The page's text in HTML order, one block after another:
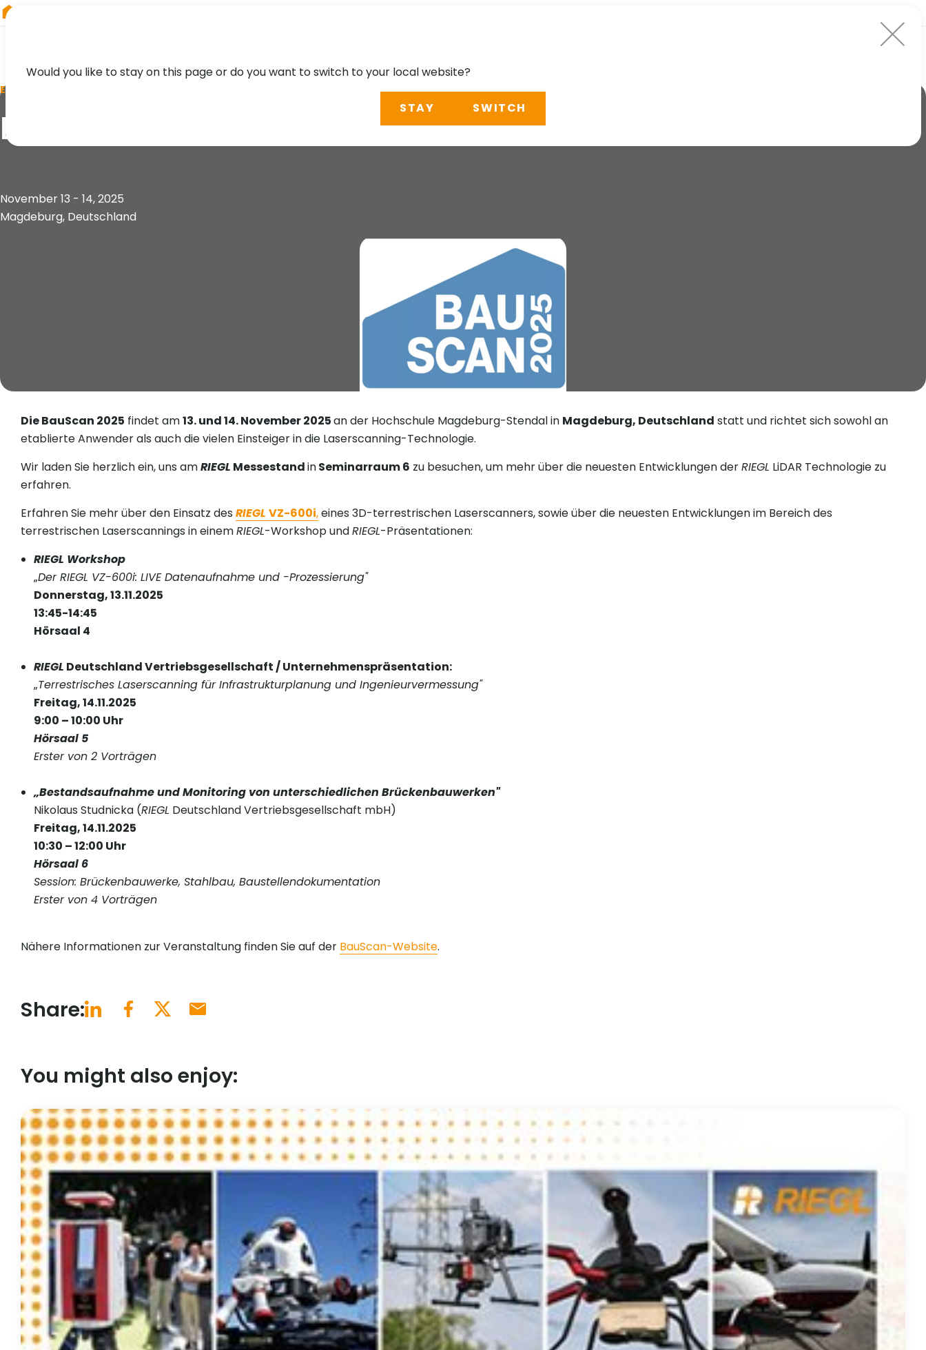
EVENT
BauScan 2025
November 13 - 14, 2025
Magdeburg, Deutschland
Die BauScan 2025 findet am13. und 14. November 2025an der Hochschule Magdeburg-Stendal in Magdeburg, Deutschland statt und richtet sich sowohl an
etablierte Anwender als auch die vielen Einsteiger in die Laserscanning-Technologie.
Wir laden Sie herzlich ein, uns amRIEGL MessestandinSeminarraum 6 zu besuchen, um mehr über die neuesten Entwicklungen derRIEGL LiDAR Technologie zu
erfahren.
Erfahren Sie mehr über den Einsatz des RIEGL VZ-600i,eines 3D-terrestrischen Laserscanners, sowie über die neuesten Entwicklungen im Bereich des
terrestrischen Laserscannings in einemRIEGL-Workshop undRIEGL-Präsentationen:
RIEGL Workshop
„Der RIEGL VZ-600i: LIVE Datenaufnahme und -Prozessierung"
Donnerstag, 13.11.2025
13:45-14:45
Hörsaal 4
RIEGL Deutschland Vertriebsgesellschaft / Unternehmenspräsentation:
„Terrestrisches Laserscanning für Infrastrukturplanung und Ingenieurvermessung"
Freitag, 14.11.2025
9:00 – 10:00 Uhr
Hörsaal 5
Erster von 2 Vorträgen
„Bestandsaufnahme und Monitoring von unterschiedlichen Brückenbauwerken"
Nikolaus Studnicka (RIEGL Deutschland Vertriebsgesellschaft mbH)
Freitag, 14.11.2025
10:30 – 12:00 Uhr
Hörsaal 6
Session: Brückenbauwerke, Stahlbau, Baustellendokumentation
Erster von 4 Vorträgen
Nähere Informationen zur Veranstaltung finden Sie auf der BauScan-Website.
Share:
You might also enjoy:
Would you like to stay on this page or do you want to switch to your local website?
STAY SWITCH